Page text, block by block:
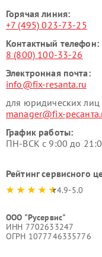
Горячая линия:
+7 (495) 023-73-25
Контактный телефон:
8 (800) 100-33-26
Электронная почта:
info@fix-resanta.ru
для юридических лиц
manager@fix-
График работы:
ПН-ВСК с 9:00 до
Рейтинг сервисного
4.9-5.0
ООО "Русервис"
ИНН 7702633247
ОГРН 1077746335776